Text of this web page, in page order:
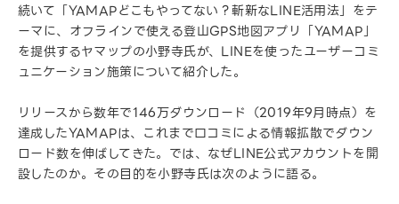
続いて「YAMAPどこもやってない？斬新なLINE活用法」をテ
ーマに、オフラインで使える登山GPS地図アプリ「YAMAP」
を提供するヤマップの小野寺氏が、LINEを使ったユーザーコミ
ュニケーション施策について紹介した。
リリースから数年で146万ダウンロード（2019年9月時点）を
達成したYAMAPは、これまで口コミによる情報拡散でダウン
ロード数を伸ばしてきた。では、なぜLINE公式アカウントを開
設したのか。その目的を小野寺氏は次のように語る。